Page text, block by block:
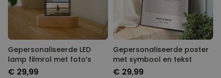
Gepersonaliseerde LED
lamp filmrol met foto’s
€ 29,99
Gepersonaliseerde poster
met symbool en tekst
€ 29,99